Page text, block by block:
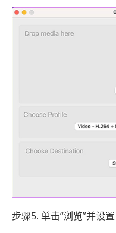
步骤5. 单击“浏览”并设置